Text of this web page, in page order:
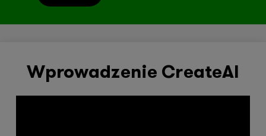
Wprowadzenie CreateAI